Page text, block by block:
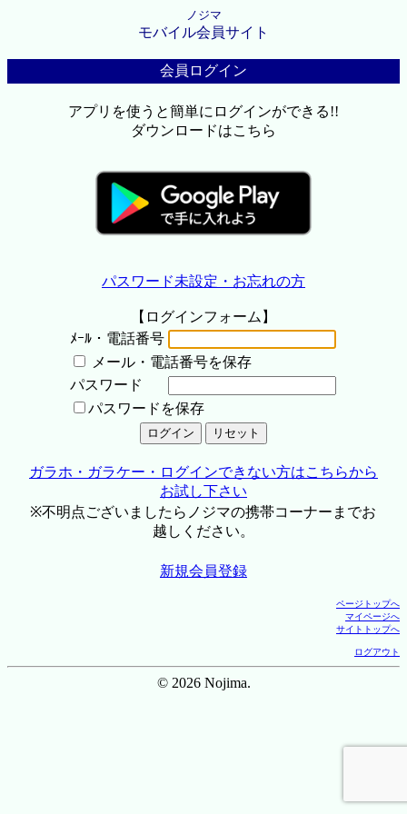
ノジマ
モバイル会員サイト
会員ログイン
アプリを使うと簡単にログインができる!!
ダウンロードはこちら
パスワード未設定・お忘れの方
【ログインフォーム】
ﾒｰﾙ・電話番号
メール・電話番号を保存
パスワード
パスワードを保存
ガラホ・ガラケー・ログインできない方はこちらから
お試し下さい
※不明点ございましたらノジマの携帯コーナーまでお
越しください。
新規会員登録
ページトップへ
マイページへ
サイトトップへ
ログアウト
© 2026 Nojima.